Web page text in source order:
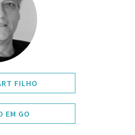
FILHO
EM GO